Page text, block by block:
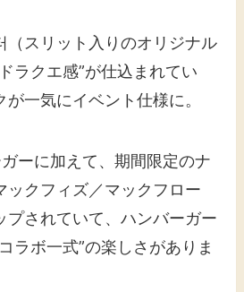
（スリット入りのオリジナル
ラクエ感”が仕込まれてい
一気にイベント仕様に。
ーに加えて、期間限定のナ
ックフィズ／マックフロー
プされていて、ハンバーガー
ラボ一式”の楽しさがありま